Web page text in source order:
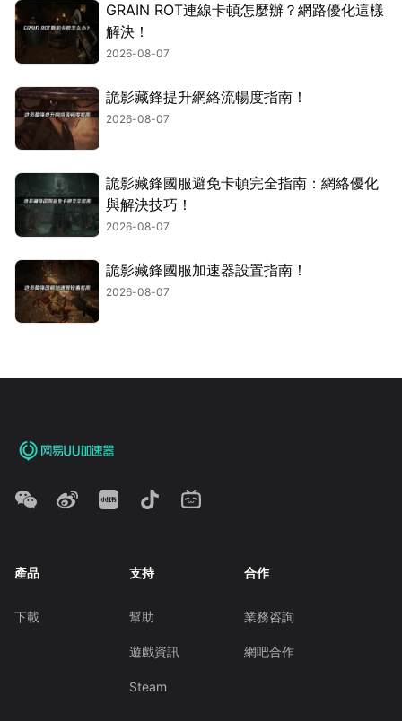
GRAIN ROT連線卡頓怎麼辦？網路優化這樣
解決！
2026-08-07
詭影藏鋒提升網絡流暢度指南！
2026-08-07
詭影藏鋒國服避免卡頓完全指南：網絡優化
與解決技巧！
2026-08-07
詭影藏鋒國服加速器設置指南！
2026-08-07
產品
下載
支持
幫助
遊戲資訊
Steam
合作
業務咨詢
網吧合作